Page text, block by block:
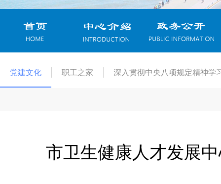
党建文化 职工之家 深入贯彻中央八项规定精神学
市卫生健康人才发展